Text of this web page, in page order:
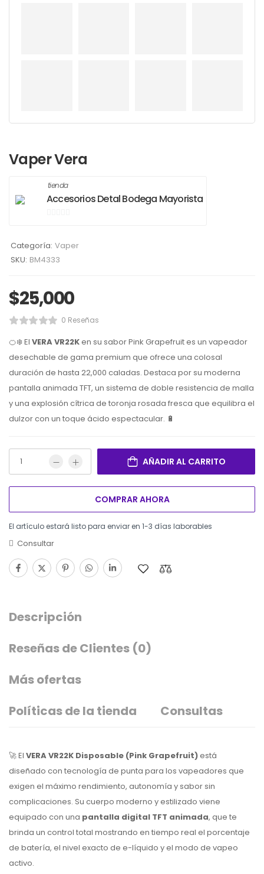
Vaper Vera
tienda
Accesorios Detal Bodega Mayorista
5
Categoría: Vaper
SKU: BM4333
$25,000
0 Reseñas
🍊❄️ El VERA VR22Ken su saborPink Grapefruites un vapeador
desechable de gama premium que ofrece una colosal
duración de hasta 22,000 caladas. Destaca por su moderna
pantalla animada TFT, un sistema de doble resistencia de malla
y una explosión cítrica de toronja rosada fresca que equilibra el
dulzor con un toque ácido espectacular. 🔋
AÑADIR AL CARRITO
COMPRAR AHORA
El artículo estará listo para enviar en 1-3 días laborables
Consultar
Descripción
Reseñas de Clientes (0)
Más ofertas
Políticas de la tienda
Consultas
🚀 El VERA VR22K Disposable (Pink Grapefruit)está
diseñado con tecnología de punta para los vapeadores que
exigen el máximo rendimiento, autonomía y sabor sin
complicaciones. Su cuerpo moderno y estilizado viene
equipado con una pantalla digital TFT animada, que te
brinda un control total mostrando en tiempo real el porcentaje
de batería, el nivel exacto de e-líquido y el modo de vapeo
activo.